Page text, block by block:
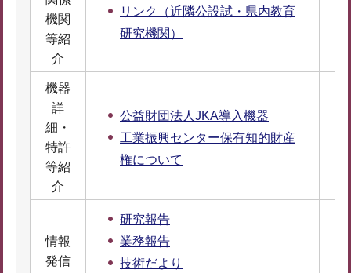
機関
等紹
介
リンク（近隣公設試・県内教育
研究機関）
機器
詳
細・
特許
等紹
介
公益財団法人JKA導入機器
工業振興センター保有知的財産
権について
情報
発信
研究報告
業務報告
技術だより